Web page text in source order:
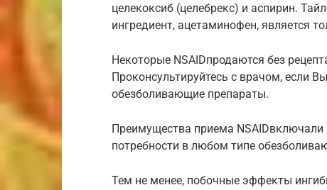
целекоксиб (целебрекс) и аспирин.
ингредиент, ацетаминофен, является
Некоторые NSAIDпродаются без
Проконсультируйтесь с врачом, если
обезболивающие препараты.
Преимущества приема
потребности в любом типе
Тем не менее, побочные эффекты